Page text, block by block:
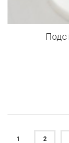
1 (ТЕКУЩАЯ)
2